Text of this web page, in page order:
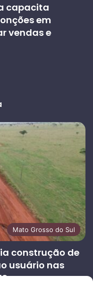
capacita
em
vendas e
Mato Grosso do Sul
construção de
usuário nas